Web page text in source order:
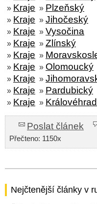
» Kraje » Plzeňský
» Kraje » Jihočeský
» Kraje » Vysočina
» Kraje » Zlínský
» Kraje »
» Kraje » Olomoucký
» Kraje »
» Kraje » Pardubický
» Kraje »
Poslat článek
Přečteno: 1150x
Nejčtenější články v